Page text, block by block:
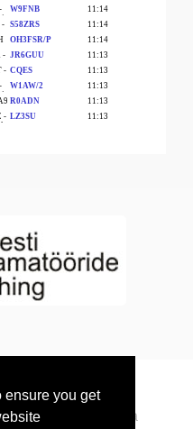
ensure you get
Все права